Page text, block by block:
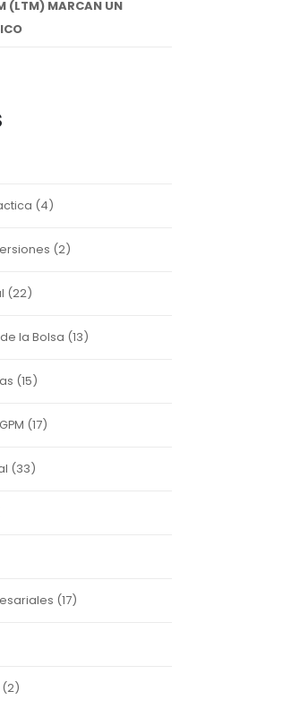
del ...
(LTM) MARCAN UN
(4)
(2)
(22)
la Bolsa (13)
(15)
(17)
(33)
(17)
(2)